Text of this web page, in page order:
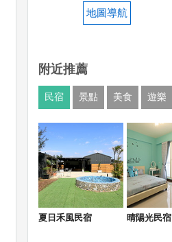
地圖導航
附近推薦
民宿 景點 美食 遊樂
夏日禾風民宿 晴陽光民宿